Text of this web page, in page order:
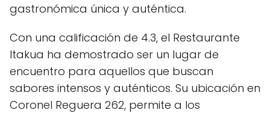
gastronómica única y auténtica.
Con una calificación de 4.3, el Restaurante
Itakua ha demostrado ser un lugar de
encuentro para aquellos que buscan
sabores intensos y auténticos. Su ubicación en
Coronel Reguera 262, permite a los